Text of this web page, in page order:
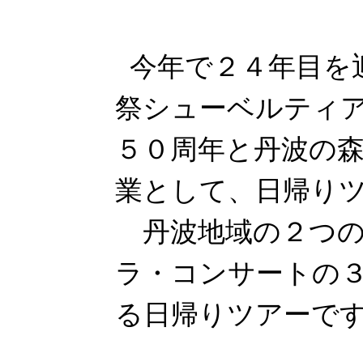
今年で２４年目を
祭シューベルティ
５０周年と丹波の
業として、日帰り
丹波地域の２つ
ラ・コンサートの
る日帰りツアーで